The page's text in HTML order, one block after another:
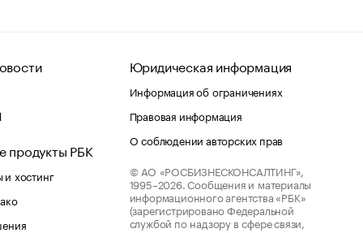
продукты РБК
хостинг
Юридическая информация
Информация об ограничениях
Правовая информация
О соблюдении авторских прав
© АО «РОСБИЗНЕСКОНСАЛТИНГ»,
1995–2026. Сообщения и материалы
информационного агентства «РБК»
(зарегистрировано Федеральной
службой по надзору в сфере связи,